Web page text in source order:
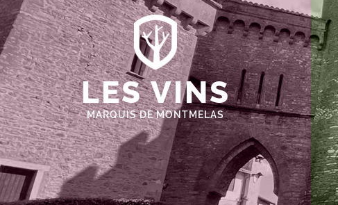
LES VINS
MARQUIS DE MONTMELAS